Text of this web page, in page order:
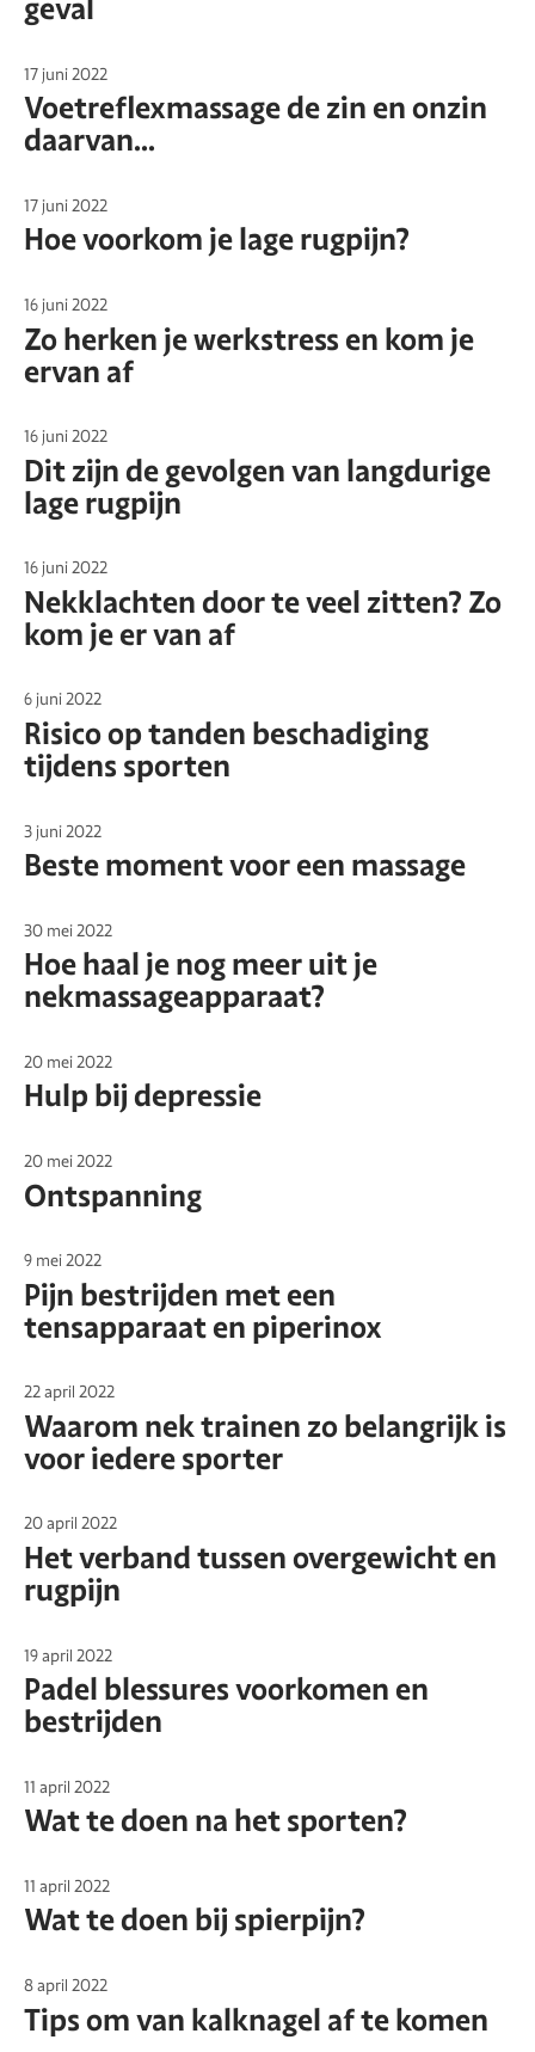
geval
17 juni 2022
Voetreflexmassage de zin en onzin
daarvan...
17 juni 2022
Hoe voorkom je lage rugpijn?
16 juni 2022
Zo herken je werkstress en kom je
ervan af
16 juni 2022
Dit zijn de gevolgen van langdurige
lage rugpijn
16 juni 2022
Nekklachten door te veel zitten? Zo
kom je er van af
6 juni 2022
Risico op tanden beschadiging
tijdens sporten
3 juni 2022
Beste moment voor een massage
30 mei 2022
Hoe haal je nog meer uit je
nekmassageapparaat?
20 mei 2022
Hulp bij depressie
20 mei 2022
Ontspanning
9 mei 2022
Pijn bestrijden met een
tensapparaat en piperinox
22 april 2022
Waarom nek trainen zo belangrijk is
voor iedere sporter
20 april 2022
Het verband tussen overgewicht en
rugpijn
19 april 2022
Padel blessures voorkomen en
bestrijden
11 april 2022
Wat te doen na het sporten?
11 april 2022
Wat te doen bij spierpijn?
8 april 2022
Tips om van kalknagel af te komen